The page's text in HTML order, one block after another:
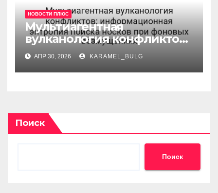
НОВОСТИ ПЛЮС
Мультиагентная
вулканология конфликтов:
информационная
энтропия поиска носков
при фоновых возмущениях
АПР 30, 2026 KARAMEL_BULG
Поиск
Поиск